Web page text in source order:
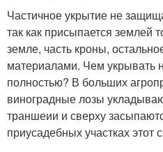
Частичное укрытие не
так как присыпается землей
земле, часть кроны,
материалами. Чем укрывать
полностью? В больших
виноградные лозы
траншеии и сверху
приусадебных участках этот